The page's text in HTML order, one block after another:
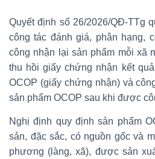
Quyết định số 26/2026/QĐ-TTg
công tác đánh giá, phân hạng,
công nhận lại sản phẩm mỗi xã
thu hồi giấy chứng nhận kết
OCOP (giấy chứng nhận) và
sản phẩm OCOP sau khi được
Nghị định quy định sản phẩm
sản, đặc sắc, có nguồn gốc và
phương (làng, xã), được sản